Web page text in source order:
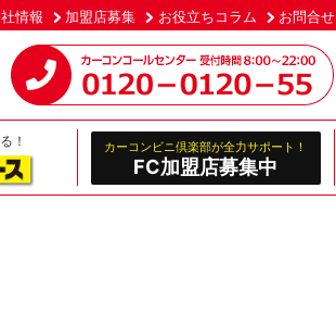
情報 加盟店募集 お役立ちコラム お問合せ
！ カーコンビニ倶楽部が全力サポート！
FC加盟店募集中